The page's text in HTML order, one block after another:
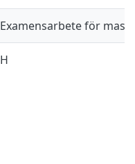
Examensarbete för
H